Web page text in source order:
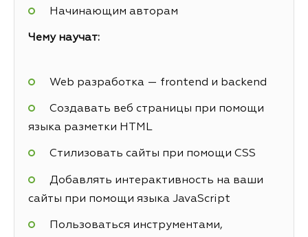
Начинающим авторам
Чему научат:
Web разработка — frontend и backend
Создавать веб страницы при помощи
языка разметки HTML
Стилизовать сайты при помощи CSS
Добавлять интерактивность на ваши
сайты при помощи языка JavaScript
Пользоваться инструментами,